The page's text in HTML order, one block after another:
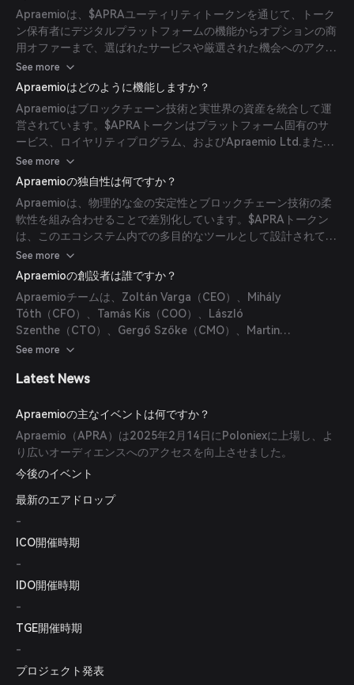
Apraemioは、$APRAユーティリティトークンを通じて、トーク
ン保有者にデジタルプラットフォームの機能からオプションの商
用オファーまで、選ばれたサービスや厳選された機会へのアクセ
スを提供することを目的としたブロックチェーンベースのエコシ
ステムです。
See more
Apraemioはどのように機能しますか？
Apraemioはブロックチェーン技術と実世界の資産を統合して運
営されています。$APRAトークンはプラットフォーム固有のサ
ービス、ロイヤリティプログラム、およびApraemio Ltd.または
そのパートナーによって提供されるその他のオファーへのゲート
ウェイとして機能します。
See more
Apraemioの独自性は何ですか？
Apraemioは、物理的な金の安定性とブロックチェーン技術の柔
軟性を組み合わせることで差別化しています。$APRAトークン
は、このエコシステム内での多目的なツールとして設計されてお
り、厳選されたサービス、アクセスプログラム、および長期的な
エコシステムインセンティブとの相互作用を可能にします。
See more
Apraemioの創設者は誰ですか？
Apraemioチームは、Zoltán Varga（CEO）、Mihály
Tóth（CFO）、Tamás Kis（COO）、László
Szenthe（CTO）、Gergő Szőke（CMO）、Martin
Haider（GFX & デザイン）、Asim Sarwar（アドバイザー）、
Szőke（OM）、Richárd Papp（チーフジオロジスト）で構成さ
See more
Latest News
Apraemioの主なイベントは何ですか？
Apraemio（APRA）は2025年2月14日にPoloniexに上場し、よ
り広いオーディエンスへのアクセスを向上させました。
今後のイベント
最新のエアドロップ
-
ICO開催時期
-
IDO開催時期
-
TGE開催時期
-
プロジェクト発表